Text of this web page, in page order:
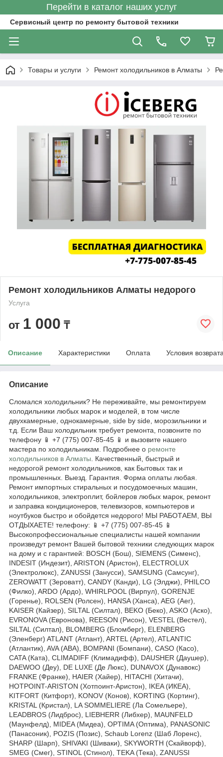
Перейти в каталог наших услуг
Сервисный центр по ремонту бытовой техники
Товары и услуги Ремонт холодильников в Алматы
Ремонт холодильников Алматы недорого
Услуга
от 1 000 ₸
Описание Характеристики Оплата Условия
Описание
Сломался холодильник? Не переживайте, мы ремонтируем
холодильники любых марок и моделей, в том числе
двухкамерные, однокамерные, side by side, морозильники и
т.д. Если Ваш холодильник требует ремонта, позвоните по
телефону 📱 +7 (775) 007-85-45 📱 и вызовите нашего
мастера по холодильникам. Подробнее о ремонте
холодильников в Алматы . Качественный, быстрый и
недорогой ремонт холодильников, как Бытовых так и
промышленных. Выезд. Гарантия. Форма оплаты любая.
Ремонт импортных стиральных и посудомоечных машин,
холодильников, электроплит, бойлеров любых марок, ремонт
и заправка кондиционеров, телевизоров, компьютеров и
ноутбуков быстро и обойдется недорого! МЫ РАБОТАЕМ, ВЫ
ОТДЫХАЕТЕ! телефону: 📱 +7 (775) 007-85-45 📱
Высокопрофессиональные специалисты нашей компании
произведут ремонт Вашей бытовой техники следующих марок
на дому и с гарантией: BOSCH (Бош), SIEMENS (Сименс),
INDESIT (Индезит), ARISTON (Аристон), ELECTROLUX
(Электролюкс), ZANUSSI (Занусси), SAMSUNG (Самсунг),
ZEROWATT (Зероватт), CANDY (Канди), LG (Элджи), PHILCO
(Филко), ARDO (Ардо), WHIRLPOOL (Вирпул), GORENJE
(Горенье), ROLSEN (Ролсен), HANSA (Ханса), AEG (Аег),
KAISER (Кайзер), SILTAL (Силтал), BEKO (Беко), ASKO (Аско),
EVRONOVA (Евронова), REESON (Рисон), VESTEL (Вестел),
SILTAL (Силтал), BLOMBERG (Бломберг), ELENBERG
(Эленберг) ATLANT (Атлант), ARTEL (Артел), ATLANTIC
(Атлантик), AVA (АВА), BOMPANI (Бомпани), CASO (Касо),
CATA (Ката), CLIMADIFF (Климадифф), DAUSHER (Даушер),
DAEWOO (Деу), DE LUXE (Де Люкс), DUNAVOX (Дунавокс)
FRANKE (Франке), HAIER (Хайер), HITACHI (Хитачи),
HOTPOINT-ARISTON (Хотпоинт-Аристон), IKEA (ИКЕА),
KITFORT (Китфорт), KONOV (Конов), KORTING (Кортинг),
KRISTAL (Кристал), LA SOMMELIERE (Ла Сомельере),
LEADBROS (Лидброс), LIEBHERR (Либхер), MAUNFELD
(Маунфелд), MIDEA (Мидеа), OPTIMA (Оптима), PANASONIC
(Панасоник), POZIS (Позис), Schaub Lorenz (Шаб Лоренс),
SHARP (Шарп), SHIVAKI (Шиваки), SKYWORTH (Скайворф),
SMEG (Смег), STINOL (Стинол), TEKA (Тека), ZANUSSI